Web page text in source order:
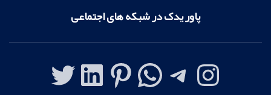
پاور یدک در شبکه های اجتماعی